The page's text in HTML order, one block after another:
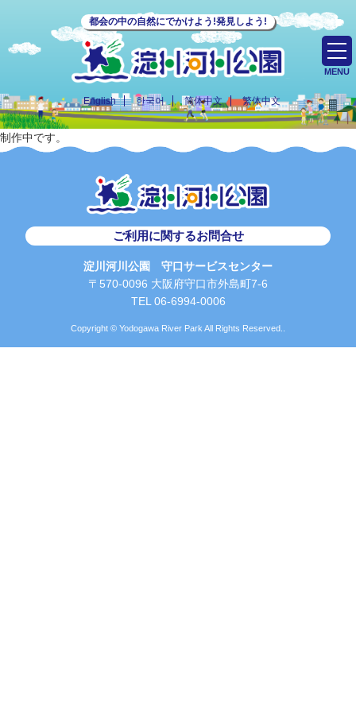
都会の中の自然にでかけよう!発見しよう!
English 한국어 简体中文 繁体中文
MENU
制作中です。
ご利用に関するお問合せ
淀川河川公園 守口サービスセンター
〒570-0096 大阪府守口市外島町7-6
TEL 06-6994-0006
Copyright © Yodogawa River Park All Rights Reserved..